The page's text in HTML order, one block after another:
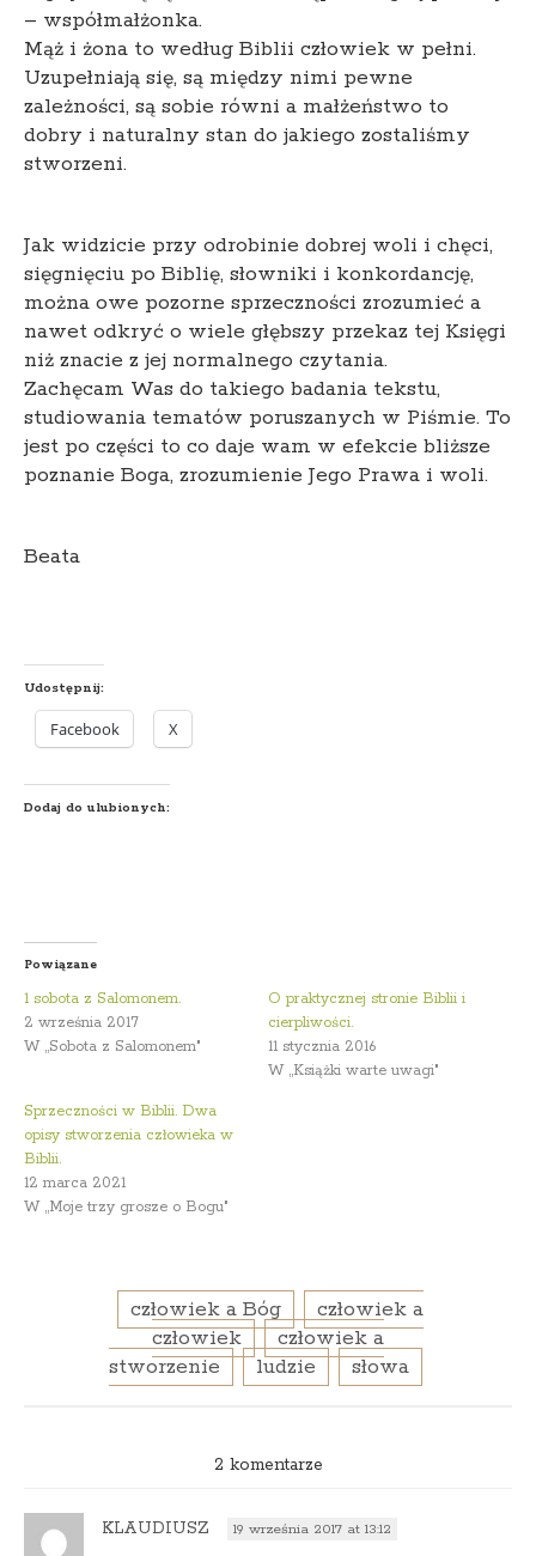
– współmałżonka.
Mąż i żona to według Biblii człowiek w pełni.
Uzupełniają się, są między nimi pewne
zależności, są sobie równi a małżeństwo to
dobry i naturalny stan do jakiego zostaliśmy
stworzeni.
Jak widzicie przy odrobinie dobrej woli i chęci,
sięgnięciu po Biblię, słowniki i konkordancję,
można owe pozorne sprzeczności zrozumieć a
nawet odkryć o wiele głębszy przekaz tej Księgi
niż znacie z jej normalnego czytania.
Zachęcam Was do takiego badania tekstu,
studiowania tematów poruszanych w Piśmie. To
jest po części to co daje wam w efekcie bliższe
poznanie Boga, zrozumienie Jego Prawa i woli.
Beata
Udostępnij:
Facebook X
Dodaj do ulubionych:
Powiązane
1 sobota z Salomonem.
2 września 2017
W „Sobota z Salomonem"
O praktycznej stronie Biblii i
cierpliwości.
11 stycznia 2016
W „Książki warte uwagi"
Sprzeczności w Biblii. Dwa
opisy stworzenia człowieka w
Biblii.
12 marca 2021
W „Moje trzy grosze o Bogu"
człowiek a Bóg
człowiek a
człowiek
człowiek a
stworzenie
ludzie słowa
2 komentarze
KLAUDIUSZ 19 września 2017 at 13:12